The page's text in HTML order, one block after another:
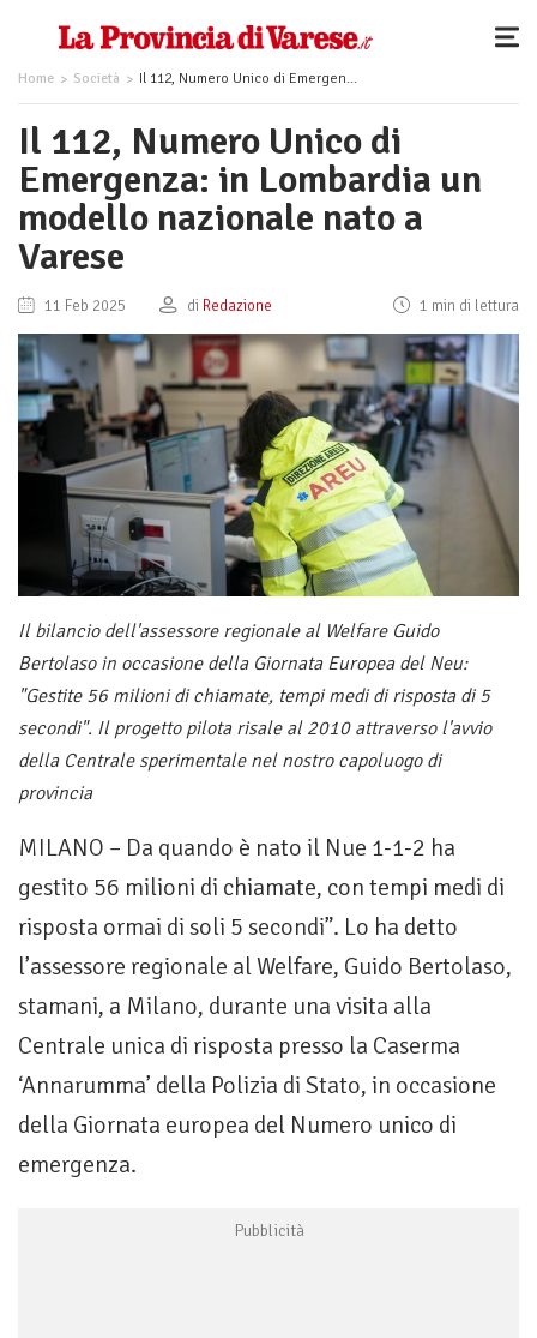
Home Società Il 112, Numero Unico di Emergenza: in Lombardia un modello nazionale nato a Varese
Il 112, Numero Unico di
Emergenza: in Lombardia un
modello nazionale nato a
Varese
11 Feb 2025 di Redazione 1 min di lettura
Il bilancio dell'assessore regionale al Welfare Guido
Bertolaso in occasione della Giornata Europea del Neu:
"Gestite 56 milioni di chiamate, tempi medi di risposta di 5
secondi". Il progetto pilota risale al 2010 attraverso l'avvio
della Centrale sperimentale nel nostro capoluogo di
provincia
MILANO – Da quando è nato il Nue 1-1-2 ha
gestito 56 milioni di chiamate, con tempi medi di
risposta ormai di soli 5 secondi”. Lo ha detto
l’assessore regionale al Welfare, Guido Bertolaso,
stamani, a Milano, durante una visita alla
Centrale unica di risposta presso la Caserma
‘Annarumma’ della Polizia di Stato, in occasione
della Giornata europea del Numero unico di
emergenza.